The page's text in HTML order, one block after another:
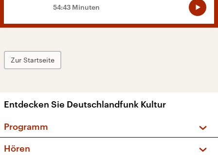
54:43 Minuten
Zur Startseite
Entdecken Sie Deutschlandfunk Kultur
Programm
Hören